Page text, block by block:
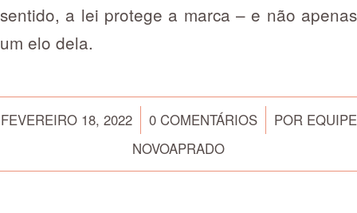
sentido, a lei protege a marca – e não apenas
um elo dela.
FEVEREIRO 18, 2022
/ 0 COMENTÁRIOS
/ POR EQUIPE
NOVOAPRADO